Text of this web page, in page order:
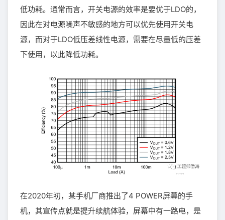
低功耗。通常而言，开关电源的效率是要优于LDO的，
因此在对电源噪声不敏感的地方可以优先使用开关电
源，而对于LDO低压差线性电源，需要在尽量低的压差
下使用，以此降低功耗。
在2020年初，某手机厂商推出了4 POWER屏幕的手
机，其宣传点就是提升续航体验，屏幕中有一路电，是